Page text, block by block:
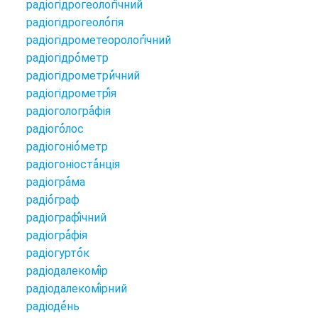
радіогідрогеологічний
радіогідрогеологія
радіогідрометеорологічний
радіогідрометр
радіогідрометричний
радіогідрометрія
радіоголографія
радіоголос
радіогоніометр
радіогоніостанція
радіограма
радіограф
радіографічний
радіографія
радіогурток
радіодалекомір
радіодалекомірний
радіодень